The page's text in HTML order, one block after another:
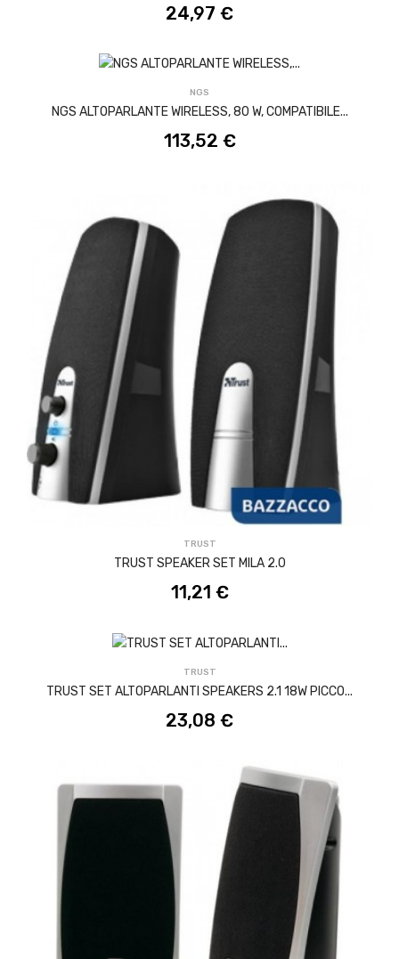
24,97 €
NGS
NGS ALTOPARLANTE WIRELESS, 80 W, COMPATIBILE...
113,52 €
TRUST
TRUST SPEAKER SET MILA 2.0
11,21 €
ACQUISTA
TRUST
TRUST SET ALTOPARLANTI SPEAKERS 2.1 18W PICCO...
23,08 €